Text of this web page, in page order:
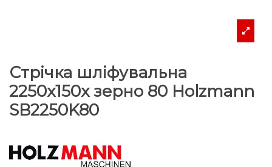
Стрічка шліфувальна
2250x150x зерно 80 Holzmann
SB2250K80